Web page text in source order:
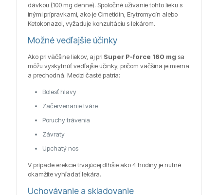
dávkou (100 mg denne). Spoločné užívanie tohto lieku s
inými prípravkami, ako je Cimetidín, Erytromycín alebo
Ketokonazol, vyžaduje konzultáciu s lekárom.
Možné vedľajšie účinky
Ako pri väčšine liekov, aj pri Super P-force 160 mg sa
môžu vyskytnúť vedľajšie účinky, pričom väčšina je mierna
a prechodná. Medzi časté patria:
Bolesť hlavy
Začervenanie tváre
Poruchy trávenia
Závraty
Upchatý nos
V prípade erekcie trvajúcej dlhšie ako 4 hodiny je nutné
okamžite vyhľadať lekára.
Uchovávanie a skladovanie